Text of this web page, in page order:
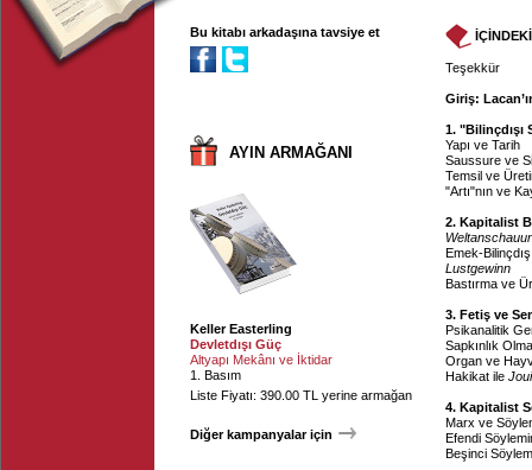
Bu kitabı arkadaşına tavsiye et
AYIN ARMAĞANI
Keller Easterling
Devletdışı Güç
Altyapı Mekânı ve İktidar
1. Basım
Liste Fiyatı: 390.00 TL yerine armağan
Diğer kampanyalar için
Teşekkür
Giriş:
1. "Bilinçdışı
Yapı ve Tarih
Saussure ve
Temsil ve
"Artı"nın ve
2. Kapitalist
Emek-
Lustgewinn
Bastırma ve
3. Fetiş ve
Psikanalitik
Sapkınlık
Organ ve
Hakikat ile
4. Kapitalist
Marx ve
Efendi
Beşinci